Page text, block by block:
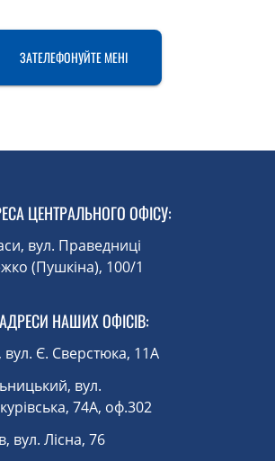
ЗАТЕЛЕФОНУЙТЕ МЕНІ
ЦЕНТРАЛЬНОГО ОФІСУ:
вул. Праведниці
(Пушкіна), 100/1
АДРЕСИ НАШИХ ОФІСІВ:
вул. Є. Сверстюка, 11А
вул.
74А, оф.302
вул. Лісна, 76